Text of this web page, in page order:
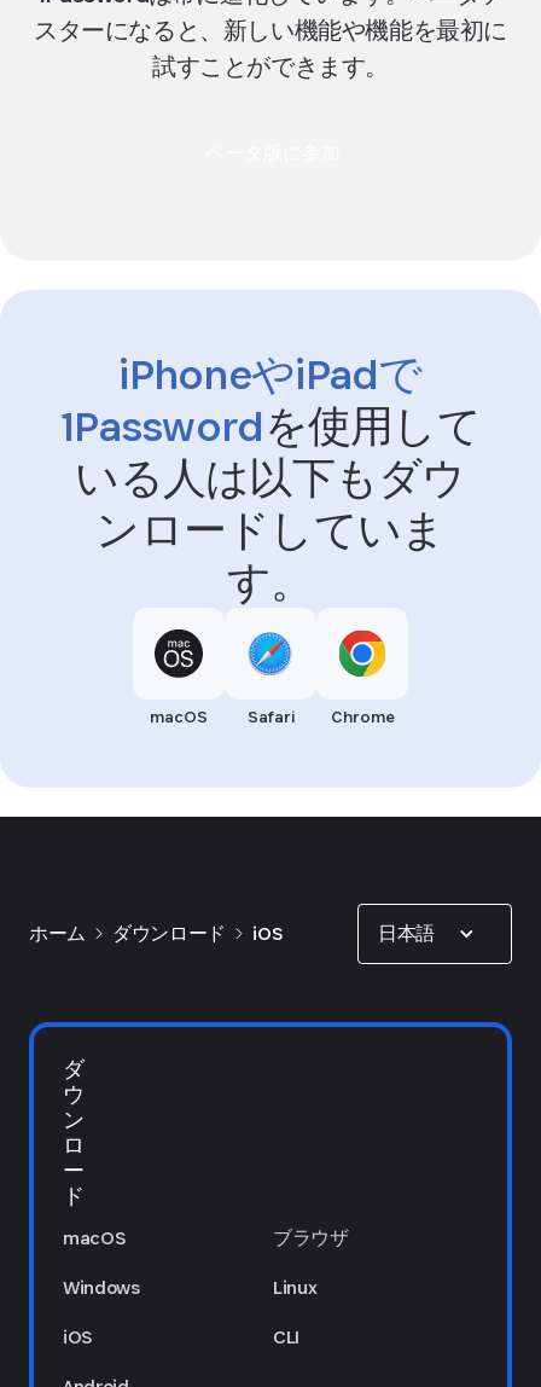
スターになると、新しい機能や機能を最初に
試すことができます。
iPhoneやiPadで
1Passwordを使用して
いる人は以下もダウ
ンロードしていま
す。
macOS Safari Chrome
ホーム ダウンロード iOS 日本語
Show options
ダ
ウ
ン
ロ
ー
ド
macOS
Windows
iOS
ブラウザ
Linux
CLI